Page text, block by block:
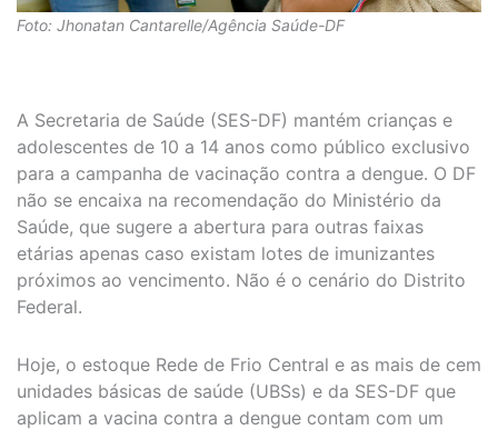
Foto: Jhonatan Cantarelle/Agência Saúde-DF
A Secretaria de Saúde (SES-DF) mantém crianças e
adolescentes de 10 a 14 anos como público exclusivo
para a campanha de vacinação contra a dengue. O DF
não se encaixa na recomendação do Ministério da
Saúde, que sugere a abertura para outras faixas
etárias apenas caso existam lotes de imunizantes
próximos ao vencimento. Não é o cenário do Distrito
Federal.
Hoje, o estoque Rede de Frio Central e as mais de cem
unidades básicas de saúde (UBSs) e da SES-DF que
aplicam a vacina contra a dengue contam com um